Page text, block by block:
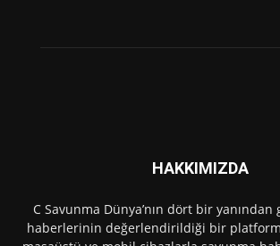
HAKKIMIZDA
C Savunma Dünya’nın dört bir
haberlerinin değerlendirildiği bir